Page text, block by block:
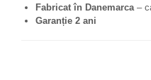
Fabricat în Danemarca –
Garanție 2 ani